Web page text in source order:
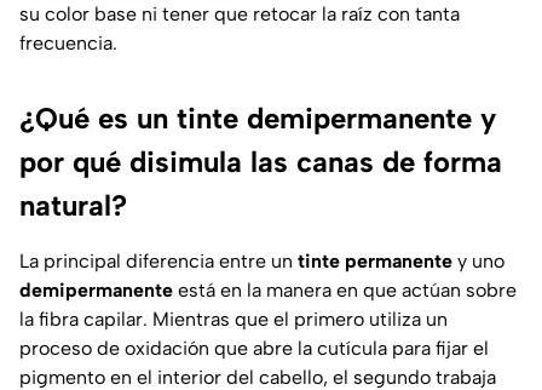
su color base ni tener que retocar la raíz con tanta
frecuencia.
¿Qué es un tinte demipermanente y
por qué disimula las canas de forma
natural?
La principal diferencia entre un tinte permanente y uno
demipermanente está en la manera en que actúan sobre
la fibra capilar. Mientras que el primero utiliza un
proceso de oxidación que abre la cutícula para fijar el
pigmento en el interior del cabello, el segundo trabaja